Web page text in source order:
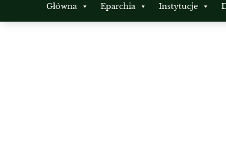
Główna Eparchia Instytucje